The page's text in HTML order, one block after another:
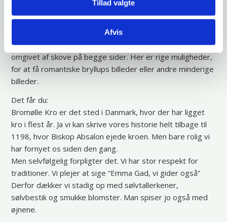
Tillad valgte
Afvis
sommeren, kan nyde f.eks. velkomstdrinken og/eller
Vi ligger i noget af det smukkeste af Danmarks natur,
omgivet af skove på begge sider. Her er rige muligheder,
for at få romantiske bryllups billeder eller andre minderige
billeder.
Det får du:
Bromølle Kro er det sted i Danmark, hvor der har ligget
kro i flest år. Ja vi kan skrive vores historie helt tilbage til
1198, hvor Biskop Absalon ejede kroen. Men bare rolig vi
har fornyet os siden den gang.
Men selvfølgelig forpligter det. Vi har stor respekt for
traditioner. Vi plejer at sige “Emma Gad, vi gider også”
Derfor dækker vi stadig op med sølvtallerkener,
sølvbestik og smukke blomster. Man spiser jo også med
øjnene.